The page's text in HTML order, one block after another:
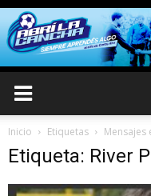
Inicio Etiquetas Mensajes
Etiqueta: River